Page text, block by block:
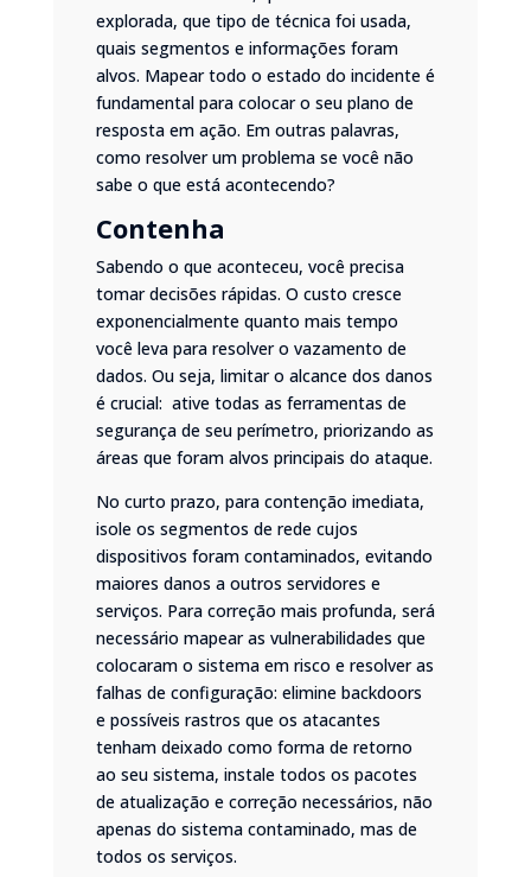
explorada, que tipo de técnica foi usada,
quais segmentos e informações foram
alvos. Mapear todo o estado do incidente é
fundamental para colocar o seu plano de
resposta em ação. Em outras palavras,
como resolver um problema se você não
sabe o que está acontecendo?
Contenha
Sabendo o que aconteceu, você precisa
tomar decisões rápidas. O custo cresce
exponencialmente quanto mais tempo
você leva para resolver o vazamento de
dados. Ou seja, limitar o alcance dos danos
é crucial: ative todas as ferramentas de
segurança de seu perímetro, priorizando as
áreas que foram alvos principais do ataque.
No curto prazo, para contenção imediata,
isole os segmentos de rede cujos
dispositivos foram contaminados, evitando
maiores danos a outros servidores e
serviços. Para correção mais profunda, será
necessário mapear as vulnerabilidades que
colocaram o sistema em risco e resolver as
falhas de configuração: elimine backdoors
e possíveis rastros que os atacantes
tenham deixado como forma de retorno
ao seu sistema, instale todos os pacotes
de atualização e correção necessários, não
apenas do sistema contaminado, mas de
todos os serviços.